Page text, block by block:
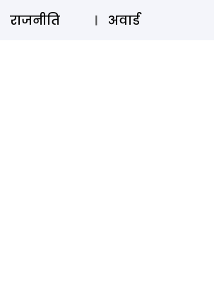
⚲ SUBSCRIBE
राजनीति अवार्ड